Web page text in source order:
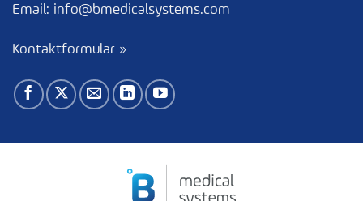
Email: info@bmedicalsystems.com
Kontaktformular »